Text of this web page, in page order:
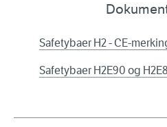
Safetybaer H2 - CE-
Safetybaer H2E90 og